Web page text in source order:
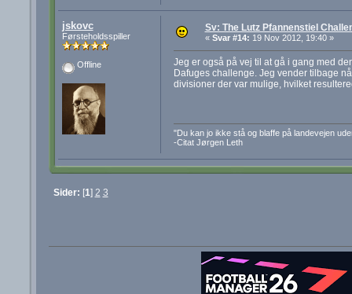
jskovc
Førsteholdsspiller
Offline
Sv: The Lutz Pfannenstiel
« Svar #14: 19 Nov 2012, 19:40 »
Jeg er også på vej til at gå i gang med
Dafuges challenge. Jeg vender tilbage
divisioner der var mulige, hvilket
"Du kan jo ikke stå og blaffe på landevejen
-Citat Jørgen Leth
Sider: [1] 2 3